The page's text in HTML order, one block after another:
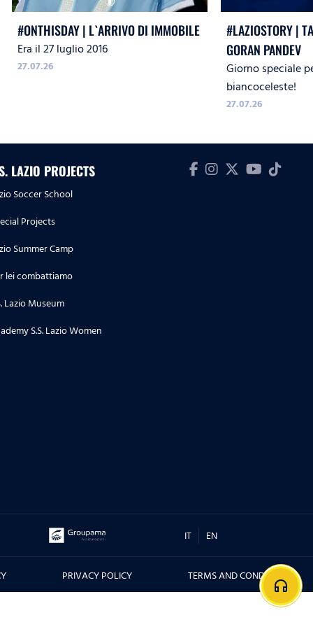
#ONTHISDAY | L`ARRIVO DI IMMOBILE
Era il 27 luglio 2016
27.07.26
#LAZIOSTORY |
GORAN PANDEV
Giorno speciale
biancoceleste!
27.07.26
LAZIO PROJECTS
Soccer School
Projects
Summer Camp
lei combattiamo
Lazio Museum
S.S. Lazio Women
IT EN
PRIVACY POLICY TERMS AND CONDITIONS
headphones